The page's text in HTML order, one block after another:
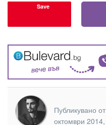
Save
Публикувано от
октомври